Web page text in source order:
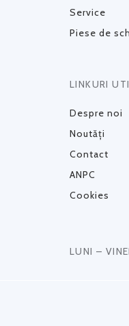
Service
Piese de
LINKURI
Despre noi
Noutăți
Contact
ANPC
Cookies
LUNI –